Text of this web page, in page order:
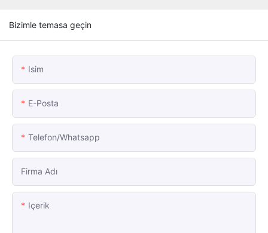
Bizimle temasa geçin
Isim
E-Posta
Telefon/whatsapp
Firma Adı
Içerik